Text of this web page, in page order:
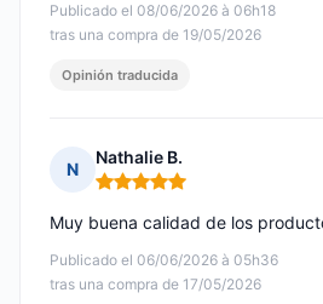
Publicado el 08/06/2026 à 06h18
tras una compra de 19/05/2026
Opinión traducida
N
Nathalie B.
Nota: 5 de 5
Publicado el 06/06/2026 à 05h36
tras una compra de 17/05/2026
Muy buena calidad de los